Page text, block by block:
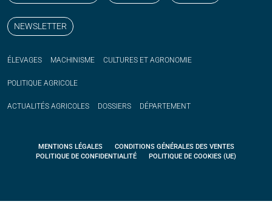
NEWSLETTER
ÉLEVAGES MACHINISME CULTURES ET AGRONOMIE
POLITIQUE AGRICOLE
ACTUALITÉS AGRICOLES DOSSIERS DÉPARTEMENT
MENTIONS LÉGALES
CONDITIONS GÉNÉRALES DES VENTES
POLITIQUE DE CONFIDENTIALITÉ
POLITIQUE DE COOKIES (UE)